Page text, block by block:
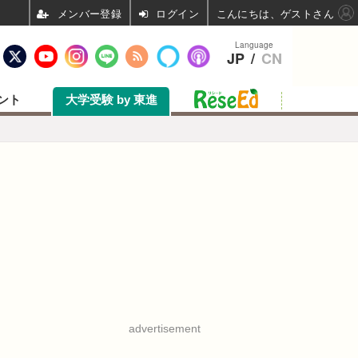
ト 大学受験 by 東進
advertisement
Language
JP / CN
ログイン こんにちは、ゲストさん